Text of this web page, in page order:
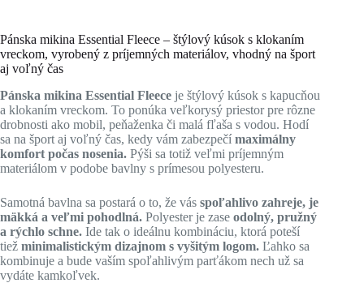
Pánska mikina Essential Fleece – štýlový kúsok s klokaním
vreckom, vyrobený z príjemných materiálov, vhodný na šport
aj voľný čas
Pánska mikina Essential Fleece je štýlový kúsok s kapucňou
a klokaním vreckom. To ponúka veľkorysý priestor pre rôzne
drobnosti ako mobil, peňaženka či malá fľaša s vodou. Hodí
sa na šport aj voľný čas, kedy vám zabezpečí maximálny
komfort počas nosenia. Pýši sa totiž veľmi príjemným
materiálom v podobe bavlny s prímesou polyesteru.
Samotná bavlna sa postará o to, že vás spoľahlivo zahreje, je
mäkká a veľmi pohodlná. Polyester je zase odolný, pružný
a rýchlo schne. Ide tak o ideálnu kombináciu, ktorá poteší
tiež minimalistickým dizajnom s vyšitým logom. Ľahko sa
kombinuje a bude vaším spoľahlivým parťákom nech už sa
vydáte kamkoľvek.